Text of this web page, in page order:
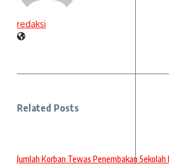
redaksi
Related Posts
Jumlah Korban Tewas Penembakan Sekolah